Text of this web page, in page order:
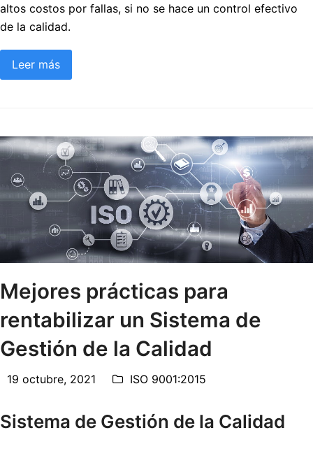
altos costos por fallas, si no se hace un control efectivo
de la calidad.
Leer más
Mejores prácticas para
rentabilizar un Sistema de
Gestión de la Calidad
19 octubre, 2021 ISO 9001:2015
Sistema de Gestión de la Calidad